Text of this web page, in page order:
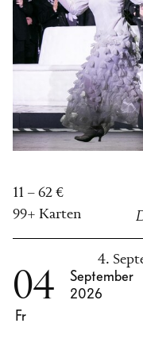
11 – 62 €
99+ Karten
4.
04
Fr
September
2026